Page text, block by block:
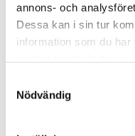
annons- och
Dessa kan i sin tur
information som du
Nödvändig